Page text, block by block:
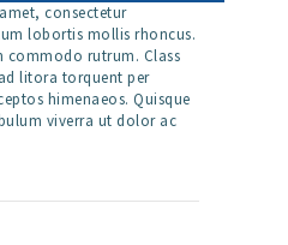
consectetur
lobortis mollis rhoncus.
commodo rutrum. Class
litora torquent per
himenaeos. Quisque
viverra ut dolor ac